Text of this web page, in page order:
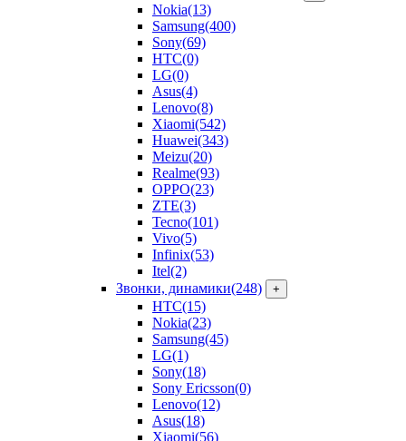
Nokia(13)
Samsung(400)
Sony(69)
HTC(0)
LG(0)
Asus(4)
Lenovo(8)
Xiaomi(542)
Huawei(343)
Meizu(20)
Realme(93)
OPPO(23)
ZTE(3)
Tecno(101)
Vivo(5)
Infinix(53)
Itel(2)
Звонки, динамики(248) +
HTC(15)
Nokia(23)
Samsung(45)
LG(1)
Sony(18)
Sony Ericsson(0)
Lenovo(12)
Asus(18)
Xiaomi(56)